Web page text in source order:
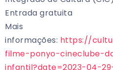
Entrada gratuita
Mais
informações: https://
filme-ponyo-cineclube-
infantil?date=2023-04-